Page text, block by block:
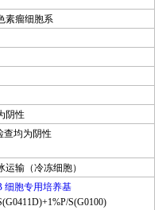
素瘤细胞系
阴性
查均为阴性
运输（冷冻细胞）
细胞专用培养基
S(G0100)